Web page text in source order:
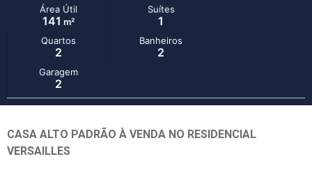
Área Útil
141 m²
Suítes
1
Quartos
2
Banheiros
2
Garagem
2
CASA ALTO PADRÃO À VENDA NO RESIDENCIAL
VERSAILLES